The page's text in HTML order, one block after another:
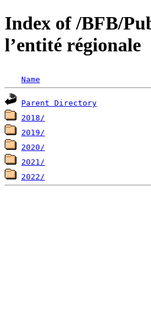
Index of /BFB/
l’entité régionale
Name
Parent Directory
2018/
2019/
2020/
2021/
2022/